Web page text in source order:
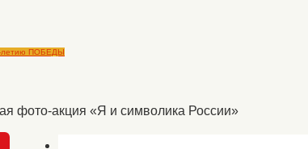
летию ПОБЕДЫ
фото-акция «Я и символика России»